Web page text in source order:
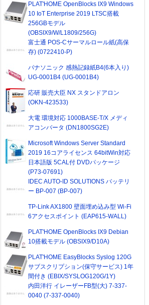
PLAT'HOME OpenBlocks IX9 Windows
10 IoT Enterprise 2019 LTSC搭載
256GBモデル
(OBSIX9/W/L1809/256G)
富士通 POS-Cサーマルロール紙(高保
存) (0722410-P)
パナソニック 感熱記録紙B4(6本入り)
UG-0001B4 (UG-0001B4)
応研 販売大臣 NX スタンドアロン
(OKN-423533)
大電 環境対応 1000BASE-T/X メディ
アコンバータ (DN1800SG2E)
Microsoft Windows Server Standard
2019 16コアライセンス 64bitWin対応
日本語版 5CAL付 DVDパッケージ
(P73-07691)
IDEC AUTO-ID SOLUTIONS バッテリ
ー BP-007 (BP-007)
TP-Link AX1800 壁面埋め込み型 Wi-Fi
6アクセスポイント (EAP615-WALL)
PLAT'HOME OpenBlocks IX9 Debian
10搭載モデル (OBSIX9/D10A)
PLAT'HOME EasyBlocks Syslog 120G
サブスクリプション(保守サービス) 1年
間付き (EBIX/SYSLOG120G/1Y)
内田洋行 イレーザーFB型(大) 7-337-
0040 (7-337-0040)